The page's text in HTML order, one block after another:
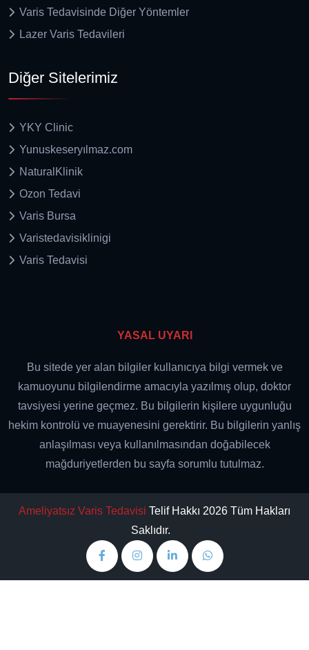
Varis Tedavisinde Diğer Yöntemler
Lazer Varis Tedavileri
Diğer Sitelerimiz
YKY Clinic
Yunuskeseryılmaz.com
NaturalKlinik
Ozon Tedavi
Varis Bursa
Varistedavisiklinigi
Varis Tedavisi
YASAL UYARI
Bu sitede yer alan bilgiler kullanıcıya bilgi vermek ve
kamuoyunu bilgilendirme amacıyla yazılmış olup, doktor
tavsiyesi yerine geçmez. Bu bilgilerin kişilere uygunluğu
hekim kontrolü ve muayenesini gerektirir. Bu bilgilerin yanlış
anlaşılması veya kullanılmasından doğabilecek
mağduriyetlerden bu sayfa sorumlu tutulmaz.
Ameliyatsız Varis Tedavisi Telif Hakkı 2026 Tüm Hakları
Saklıdır.